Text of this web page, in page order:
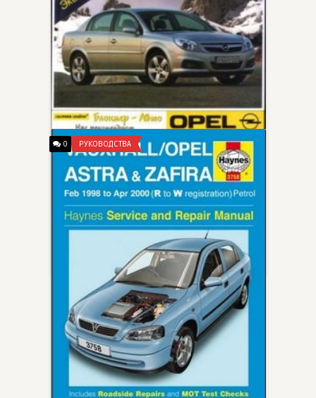
Руководство по ремонту и
эксплуатации Opel Vectra C / Opel
Signum c 2002 г.
DexLexMex
Рассмотрены модели Седан, Хэтчбэк, Универсал серии Vectra-C, выпускаемые с 2002 г., и модели повышенной комфортности Signum, выпускаемые с 2003 г.,
13-10-2013, 18:13
0 РУКОВОДСТВА